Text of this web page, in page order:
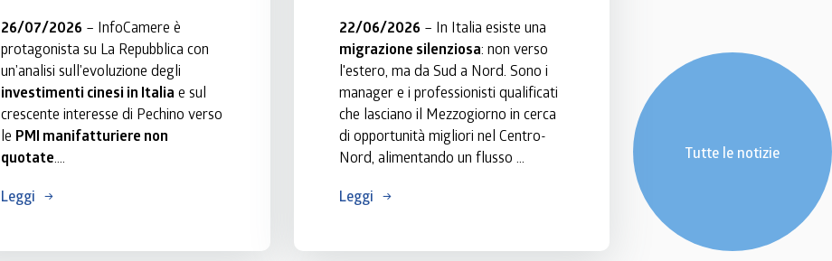
26/07/2026 – InfoCamere è
protagonista su La Repubblica con
investimenti cinesi in Italia e sul
crescente interesse di Pechino verso
le PMI manifatturiere non
quotate.
Nell’articolo di Filippo Santelli, il
Leggi
22/06/2026
migrazione silenziosa: non verso
l'estero, ma da Sud a Nord. Sono i
manager e i professionisti qualificati
che lasciano il Mezzogiorno in cerca
di opportunità migliori nel Centro-
Nord, alimentando un flusso
amplifica le disuguaglianze
Leggi
Tutte le notizie